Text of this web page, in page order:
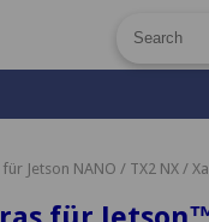
Jetson NANO / TX2 NX /